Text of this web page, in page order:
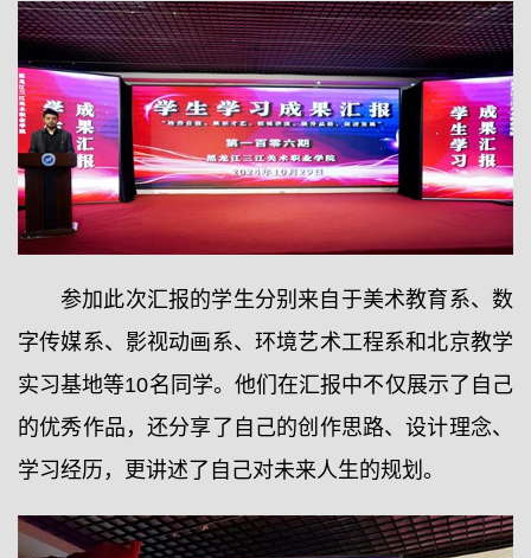
参加此次汇报的学生分别来自于美术教育系、数
字传媒系、影视动画系、环境艺术工程系和北京教学
实习基地等10名同学。他们在汇报中不仅展示了自己
的优秀作品，还分享了自己的创作思路、设计理念、
学习经历，更讲述了自己对未来人生的规划。